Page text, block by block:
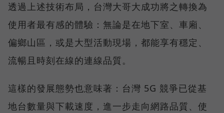
透過上述技術布局，台灣大哥大成功將之轉換為
使用者最有感的體驗：無論是在地下室、車廂、
偏鄉山區，或是大型活動現場，都能享有穩定、
流暢且時刻在線的連線品質。
這樣的發展態勢也意味著：台灣 5G 競爭已從基
地台數量與下載速度，進一步走向網路品質、使